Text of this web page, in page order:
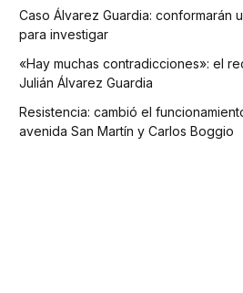
Caso Álvarez Guardia: conformarán
para investigar
«Hay muchas contradicciones»: el
Julián Álvarez Guardia
Resistencia: cambió el
avenida San Martín y Carlos Boggio